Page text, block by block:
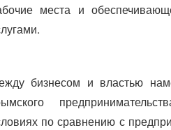
места и
бизнесом и властью
по сравнению с